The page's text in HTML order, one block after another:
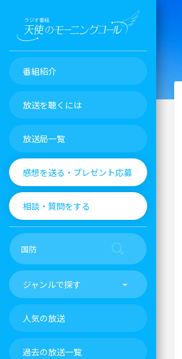
番組紹介
放送を聴くには
放送局一覧
感想を送る・プレゼント応募
相談・質問をする
ジャンルで探す
人気の放送
過去の放送一覧